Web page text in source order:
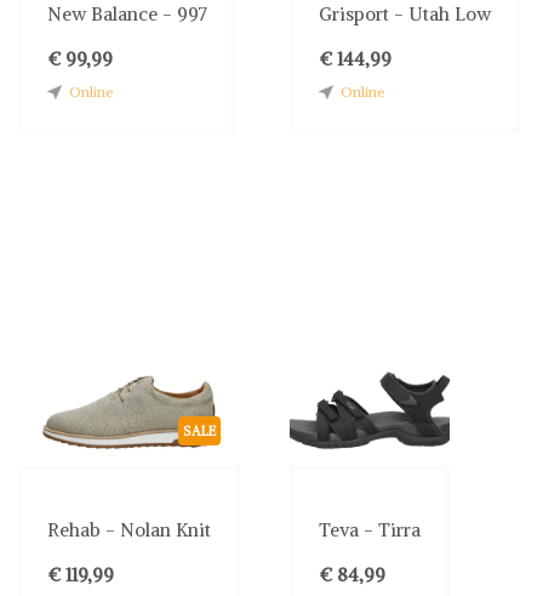
New Balance - 997
€ 99,99
Online
Grisport - Utah Low
€ 144,99
Online
SALE
Rehab - Nolan Knit
€ 119,99
Teva - Tirra
€ 84,99